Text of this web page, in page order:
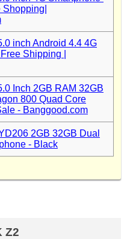
inch Android 4.4 4G
Shipping |
Inch 2GB RAM 32GB
800 Quad Core
- Banggood.com
2GB 32GB Dual
- Black
Z2